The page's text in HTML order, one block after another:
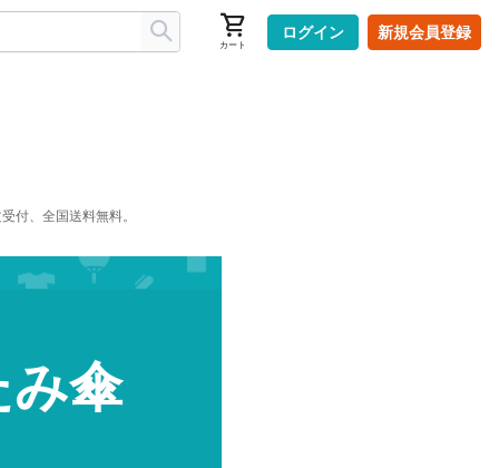
カート
ログイン 新規会員登録
付、全国送料無料。
傘